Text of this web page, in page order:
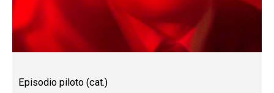
Episodio piloto (cat.)